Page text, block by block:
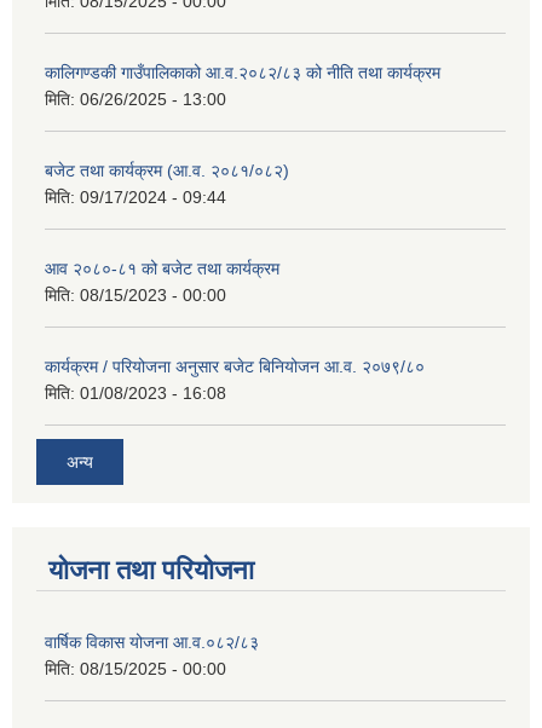
कालिगण्डकी गाउँपालिकाको आ.व.२०८२/८३ को नीति तथा कार्यक्रम
मिति: 06/26/2025 - 13:00
बजेट तथा कार्यक्रम (आ.व. २०८१/०८२)
मिति: 09/17/2024 - 09:44
आव २०८०-८१ को बजेट तथा कार्यक्रम
मिति: 08/15/2023 - 00:00
कार्यक्रम / परियोजना अनुसार बजेट बिनियोजन आ.व. २०७९/८०
मिति: 01/08/2023 - 16:08
अन्य
योजना तथा परियोजना
वार्षिक विकास योजना आ.व.०८२/८३
मिति: 08/15/2025 - 00:00